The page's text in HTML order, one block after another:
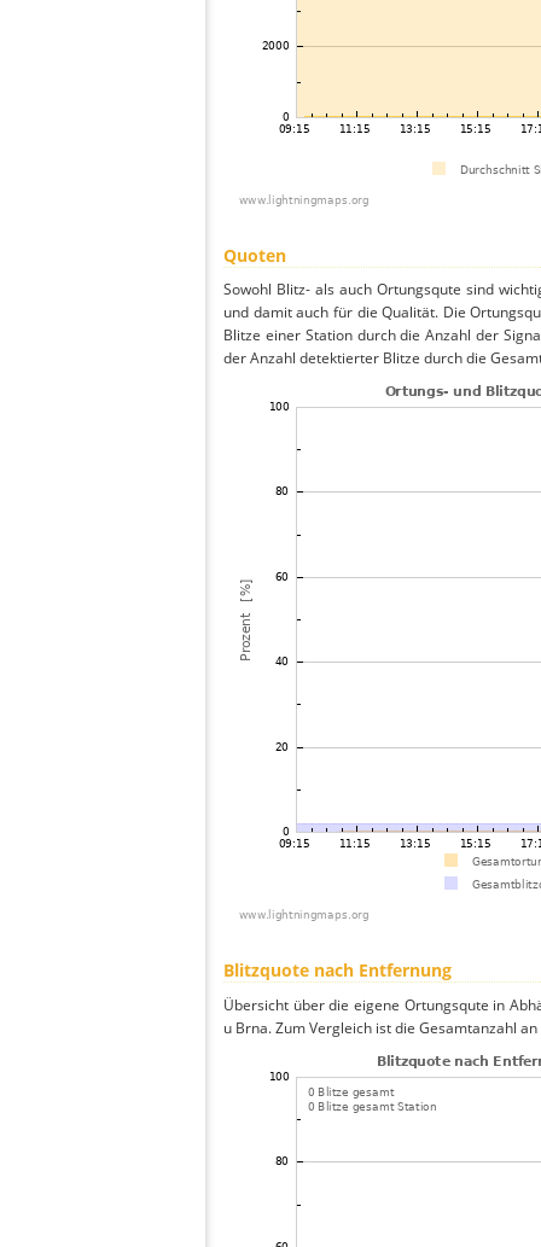
Quoten
Sowohl Blitz- als auch Ortungsqute sind
und damit auch für die Qualität. Die
Blitze einer Station durch die Anzahl der
der Anzahl detektierter Blitze durch die
Blitzquote nach Entfernung
Übersicht über die eigene Ortungsqute in
u Brna. Zum Vergleich ist die Gesamtanzahl